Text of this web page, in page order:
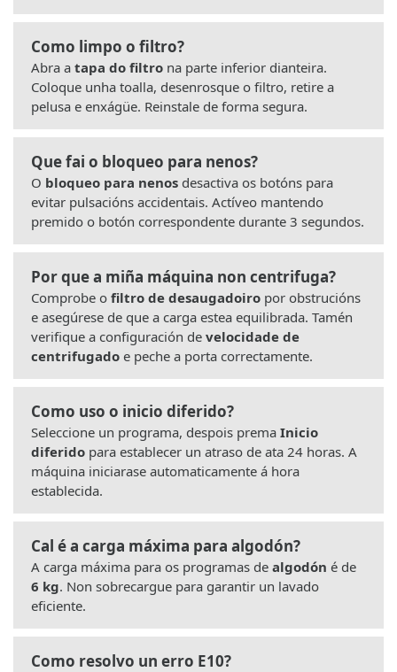
Como limpo o filtro?
Abra a tapa do filtro na parte inferior dianteira.
Coloque unha toalla, desenrosque o filtro, retire a
pelusa e enxágüe. Reinstale de forma segura.
Que fai o bloqueo para nenos?
O bloqueo para nenos desactiva os botóns para
evitar pulsacións accidentais. Actíveo mantendo
premido o botón correspondente durante 3 segundos.
Por que a miña máquina non centrifuga?
Comprobe o filtro de desaugadoiro por obstrucións
e asegúrese de que a carga estea equilibrada. Tamén
verifique a configuración de velocidade de
centrifugado e peche a porta correctamente.
Como uso o inicio diferido?
Seleccione un programa, despois prema Inicio
diferido para establecer un atraso de ata 24 horas. A
máquina iniciarase automaticamente á hora
establecida.
Cal é a carga máxima para algodón?
A carga máxima para os programas de algodón é de
6 kg. Non sobrecargue para garantir un lavado
eficiente.
Como resolvo un erro E10?